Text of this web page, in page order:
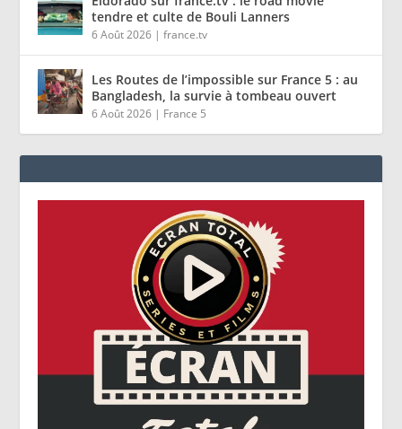
tendre et culte de Bouli Lanners
6 Août 2026 |france.tv
Les Routes de l’impossible sur France 5 : au
Bangladesh, la survie à tombeau ouvert
6 Août 2026 | France 5